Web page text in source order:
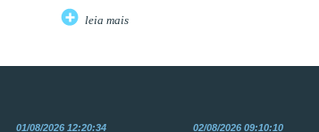
leia mais
01/08/2026 12:20:34 02/08/2026 09:10:10